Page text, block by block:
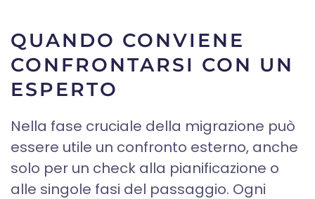
QUANDO CONVIENE
CONFRONTARSI CON UN
ESPERTO
Nella fase cruciale della migrazione può
essere utile un confronto esterno, anche
solo per un check alla pianificazione o
alle singole fasi del passaggio. Ogni